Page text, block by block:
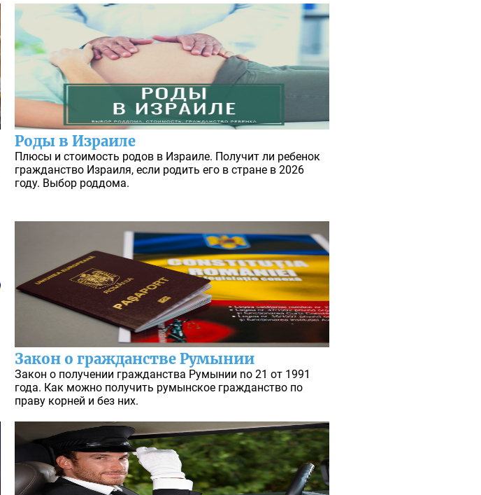
Роды в Израиле
Плюсы и стоимость родов в Израиле. Получит ли ребенок
гражданство Израиля, если родить его в стране в 2026
году. Выбор роддома.
Закон о гражданстве Румынии
Закон о получении гражданства Румынии no 21 от 1991
года. Как можно получить румынское гражданство по
праву корней и без них.